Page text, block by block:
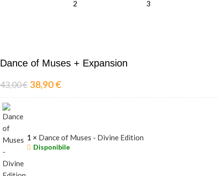
Dance of Muses + Expansion
43,00€ 38,90€
1 × Dance of Muses - Divine Edition
Disponibile